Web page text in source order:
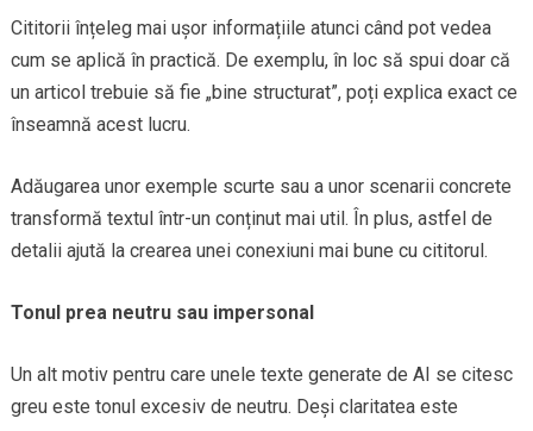
Cititorii înțeleg mai ușor informațiile atunci când pot vedea
cum se aplică în practică. De exemplu, în loc să spui doar că
un articol trebuie să fie „bine structurat”, poți explica exact ce
înseamnă acest lucru.
Adăugarea unor exemple scurte sau a unor scenarii concrete
transformă textul într-un conținut mai util. În plus, astfel de
detalii ajută la crearea unei conexiuni mai bune cu cititorul.
Tonul prea neutru sau impersonal
Un alt motiv pentru care unele texte generate de AI se citesc
greu este tonul excesiv de neutru. Deși claritatea este